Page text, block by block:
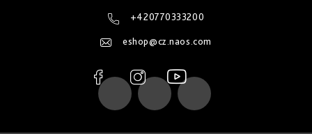
+420770333200
eshop@cz.naos.com